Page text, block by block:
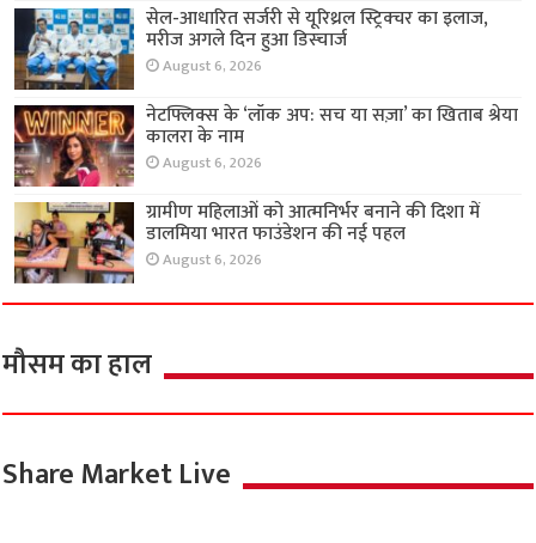
सेल-आधारित सर्जरी से यूरिथ्रल स्ट्रिक्चर का इलाज,
मरीज अगले दिन हुआ डिस्चार्ज
August 6, 2026
नेटफ्लिक्स के ‘लॉक अप: सच या सज़ा’ का खिताब श्रेया
कालरा के नाम
August 6, 2026
ग्रामीण महिलाओं को आत्मनिर्भर बनाने की दिशा में
डालमिया भारत फाउंडेशन की नई पहल
August 6, 2026
मौसम का हाल
Share Market Live